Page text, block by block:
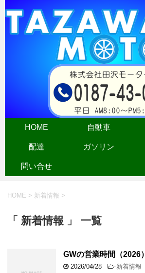
HOME 自動車
配達 ガソリン
問い合せ
HOME > 新着情報 >
「 新着情報 」 一覧
GWの営業時間（2026）
2026/04/28 -新着情報